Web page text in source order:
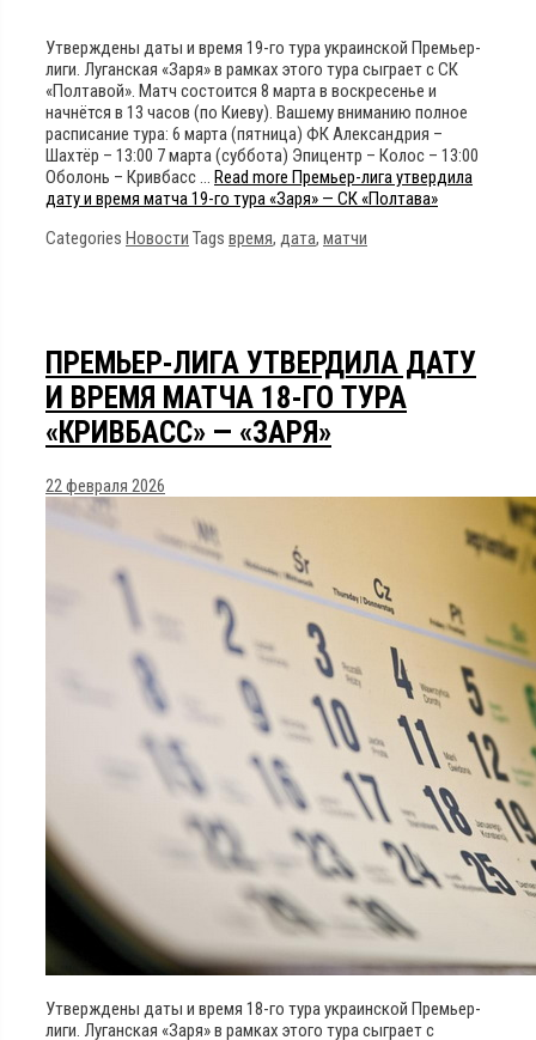
Утверждены даты и время 19-го тура украинской Премьер-
лиги. Луганская «Заря» в рамках этого тура сыграет с СК
«Полтавой». Матч состоится 8 марта в воскресенье и
начнётся в 13 часов (по Киеву). Вашему вниманию полное
расписание тура: 6 марта (пятница) ФК Александрия –
Шахтёр – 13:00 7 марта (суббота) Эпицентр – Колос – 13:00
Оболонь – Кривбасс … Read more Премьер-лига утвердила
дату и время матча 19-го тура «Заря» — СК «Полтава»
Categories Новости Tags время, дата, матчи
ПРЕМЬЕР-ЛИГА УТВЕРДИЛА ДАТУ
И ВРЕМЯ МАТЧА 18-ГО ТУРА
«КРИВБАСС» — «ЗАРЯ»
22 февраля 2026
Утверждены даты и время 18-го тура украинской Премьер-
лиги. Луганская «Заря» в рамках этого тура сыграет с